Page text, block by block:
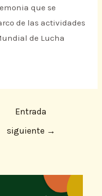
que se
de las actividades
de Lucha
Entrada
siguiente →